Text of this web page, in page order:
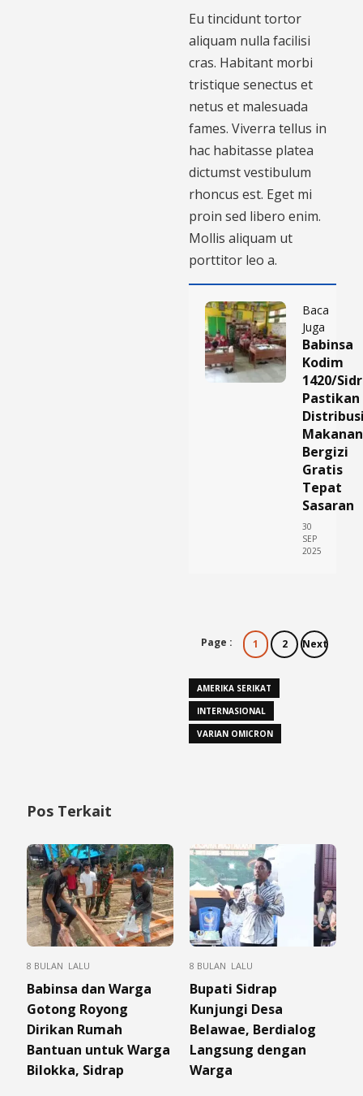
Eu tincidunt tortor
aliquam nulla facilisi
cras. Habitant morbi
tristique senectus et
netus et malesuada
fames. Viverra tellus in
hac habitasse platea
dictumst vestibulum
rhoncus est. Eget mi
proin sed libero enim.
Mollis aliquam ut
porttitor leo a.
Baca
Juga
Babinsa
Kodim
1420/
Pastikan
Makanan
Bergizi
Gratis
Tepat
Sasaran
30
SEP
2025
Page : 1 2 Next
AMERIKA SERIKAT
INTERNASIONAL
VARIAN OMICRON
Pos Terkait
8 BULAN LALU
Babinsa dan Warga
Gotong Royong
Dirikan Rumah
Bantuan untuk Warga
Bilokka, Sidrap
8 BULAN LALU
Bupati Sidrap
Kunjungi Desa
Belawae, Berdialog
Langsung dengan
Warga